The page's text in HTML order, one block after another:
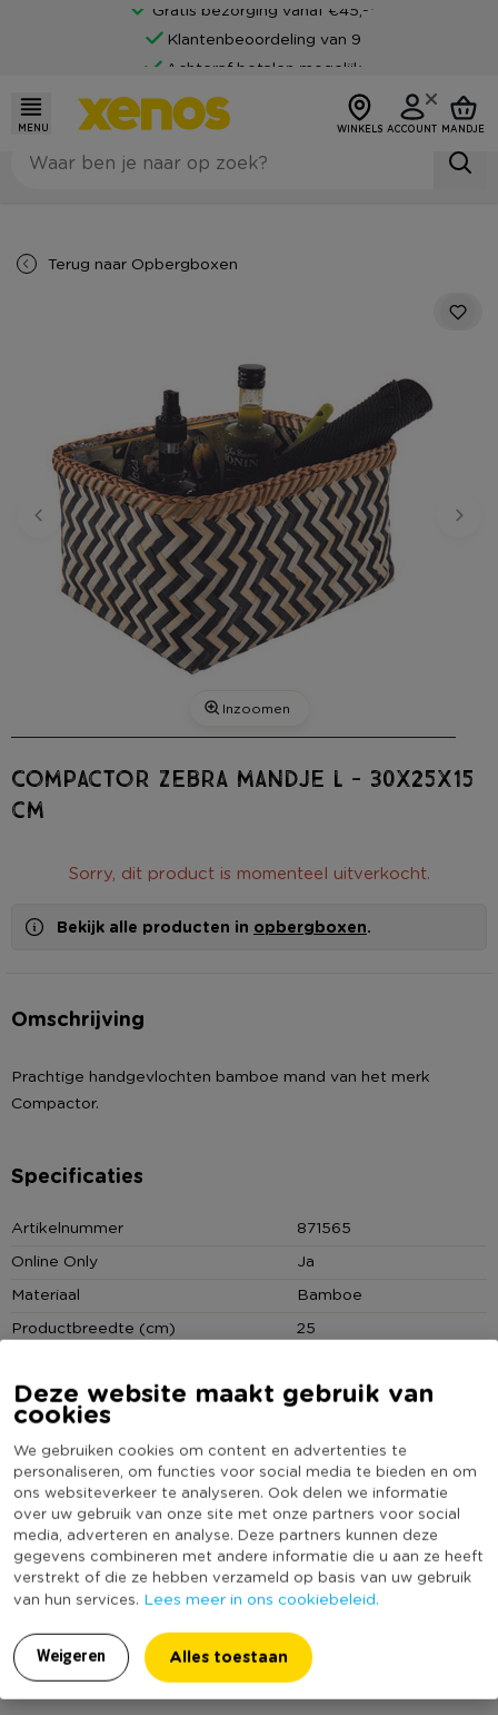
Deze website maakt gebruik van
cookies
We gebruiken cookies om content en advertenties te
personaliseren, om functies voor social media te bieden en om
ons websiteverkeer te analyseren. Ook delen we informatie
over uw gebruik van onze site met onze partners voor social
media, adverteren en analyse. Deze partners kunnen deze
gegevens combineren met andere informatie die u aan ze heeft
verstrekt of die ze hebben verzameld op basis van uw gebruik
van hun services. Lees meer in ons cookiebeleid.
Weigeren Alles toestaan
Gratis bezorging vanaf €45,-*
Klantenbeoordeling van 9
Achteraf betalen mogelijk
MENU WINKELS ACCOUNT MANDJE
Terug naar Opbergboxen
Inzoomen
Compactor Zebra mandje L - 30x25x15
cm
Sorry, dit product is momenteel uitverkocht.
Bekijk alle producten in opbergboxen.
Omschrijving
Prachtige handgevlochten bamboe mand van het merk
Compactor.
Specificaties
Artikelnummer
871565
Online Only
Ja
Materiaal
Bamboe
Productbreedte (cm)
25
Kleur
Zwart
Productlengte (cm)
Merk
Compactor
Deksel
Nee
Duurzaamheidsscore
(Nog) geen score
bekend
Heb jij Compactor Zebra mandje L - 30x25x15 cm ?
Schrijf een review!